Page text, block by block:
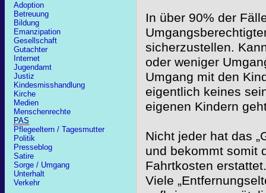
Adoption
Betreuung
Bildung
Emanzipation
Gesellschaft
Gutachter
Internet
Jugendamt
Justiz
Kindesmisshandlung
Kirche
Medien
Menschenrechte
PAS
Pflegeeltern / Tagesmutter
Politik
Presseblog
Satire
Sorge / Umgang
Unterhalt
Verkehr
In über 90% der
sicherzustellen.
oder weniger
Umgang mit den
eigentlich keines
eigenen Kindern
Nicht jeder hat das
und bekommt somit
Fahrtkosten erstattet.
Viele